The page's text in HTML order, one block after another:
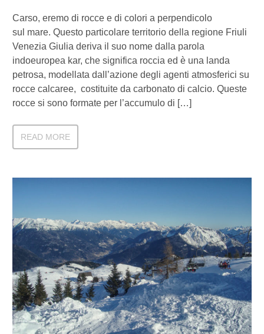
Carso, eremo di rocce e di colori a perpendicolo
sul mare. Questo particolare territorio della regione Friuli
Venezia Giulia deriva il suo nome dalla parola
indoeuropea kar, che significa roccia ed è una landa
petrosa, modellata dall’azione degli agenti atmosferici su
rocce calcaree, costituite da carbonato di calcio. Queste
rocce si sono formate per l’accumulo di […]
READ MORE